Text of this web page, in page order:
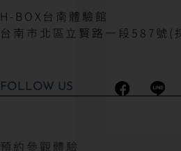
H-BOX台南體驗館
台南市北區立賢路一段587號(
FOLLOW US
預約參觀體驗